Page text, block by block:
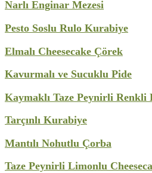
Narlı Enginar Mezesi
Pesto Soslu Rulo Kurabiye
Elmalı Cheesecake Çörek
Kavurmalı ve Sucuklu Pide
Kaymaklı Taze Peynirli Renkli
Tarçınlı Kurabiye
Mantılı Nohutlu Çorba
Taze Peynirli Limonlu